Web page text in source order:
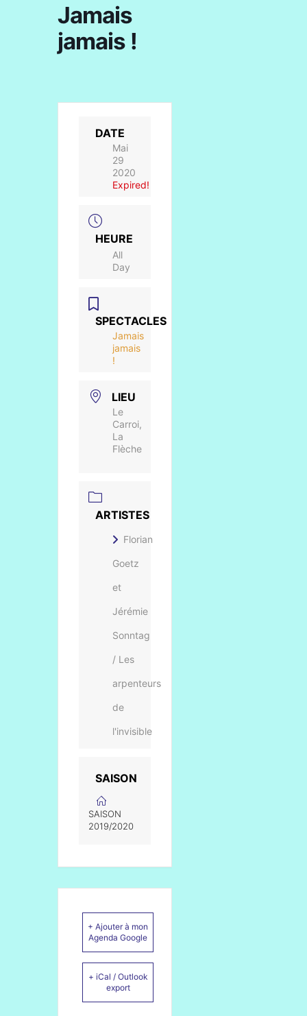
Jamais
jamais !
DATE
Mai
29
2020
Expired!
HEURE
All
Day
SPECTACLES
Jamais
jamais
!
LIEU
Le
Carroi,
La
Flèche
ARTISTES
Florian
Goetz
et
Jérémie
Sonntag
/ Les
arpenteurs
de
l'invisible
SAISON
SAISON
2019/2020
+ Ajouter à mon
Agenda Google
+ iCal / Outlook
export